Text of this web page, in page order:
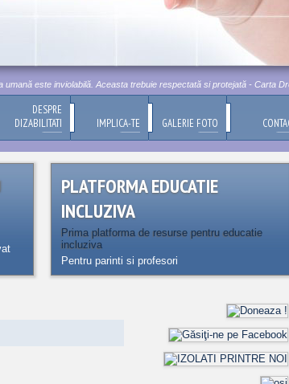
este inviolabilă. Aceasta trebuie respectată si protejată - Carta
DESPRE
DIZABILITATI
IMPLICA-TE GALERIE FOTO
PLATFORMA EDUCATIE
INCLUZIVA
Prima platforma de resurse pentru educatie
incluziva
Pentru parinti si profesori